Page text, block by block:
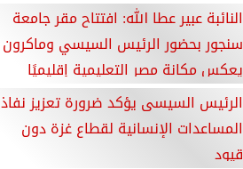
النائبة عبير عطا الله: افتتاح مقر جامعة
سنجور بحضور الرئيس السيسي وماكرون
يعكس مكانة مصر التعليمية إقليميًا
الرئيس السيسى يؤكد ضرورة تعزيز نفاذ
المساعدات الإنسانية لقطاع غزة دون
قيود